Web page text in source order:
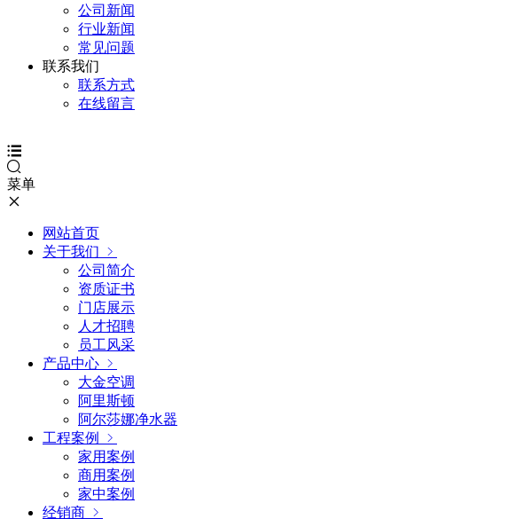
公司新闻
行业新闻
常见问题
联系我们
联系方式
在线留言
菜单
网站首页
关于我们
公司简介
资质证书
门店展示
人才招聘
员工风采
产品中心
大金空调
阿里斯顿
阿尔莎娜净水器
工程案例
家用案例
商用案例
家中案例
经销商